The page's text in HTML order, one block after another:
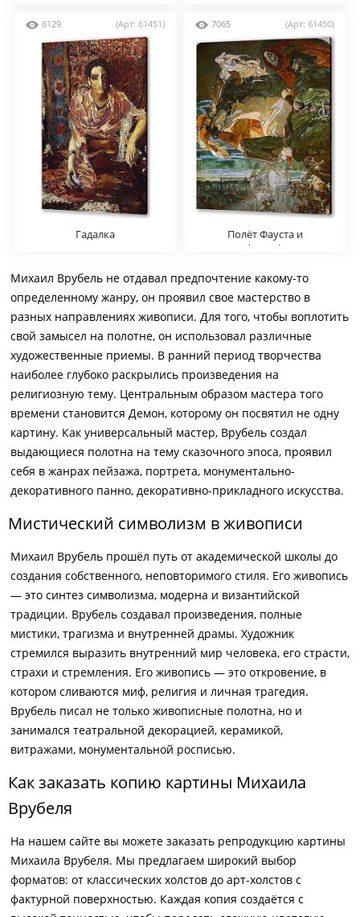
6129 (Арт: 61451)
Гадалка
7065 (Арт: 61450)
Полёт Фауста и
Мефистофеля
Михаил Врубель не отдавал предпочтение какому-то
определенному жанру, он проявил свое мастерство в
разных направлениях живописи. Для того, чтобы воплотить
свой замысел на полотне, он использовал различные
художественные приемы. В ранний период творчества
наиболее глубоко раскрылись произведения на
религиозную тему. Центральным образом мастера того
времени становится Демон, которому он посвятил не одну
картину. Как универсальный мастер, Врубель создал
выдающиеся полотна на тему сказочного эпоса, проявил
себя в жанрах пейзажа, портрета, монументально-
декоративного панно, декоративно-прикладного искусства.
Мистический символизм в живописи
Михаил Врубель прошёл путь от академической школы до
создания собственного, неповторимого стиля. Его живопись
— это синтез символизма, модерна и византийской
традиции. Врубель создавал произведения, полные
мистики, трагизма и внутренней драмы. Художник
стремился выразить внутренний мир человека, его страсти,
страхи и стремления. Его живопись — это откровение, в
котором сливаются миф, религия и личная трагедия.
Врубель писал не только живописные полотна, но и
занимался театральной декорацией, керамикой,
витражами, монументальной росписью.
Как заказать копию картины Михаила
Врубеля
На нашем сайте вы можете заказать репродукцию картины
Михаила Врубеля. Мы предлагаем широкий выбор
форматов: от классических холстов до арт-холстов с
фактурной поверхностью. Каждая копия создаётся с